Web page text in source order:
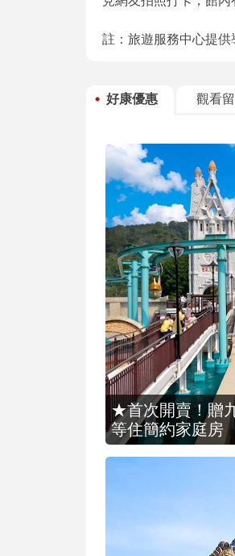
註：旅遊服務中心提供
好康優惠 觀看
★首次開賣！贈
等住簡約家庭房